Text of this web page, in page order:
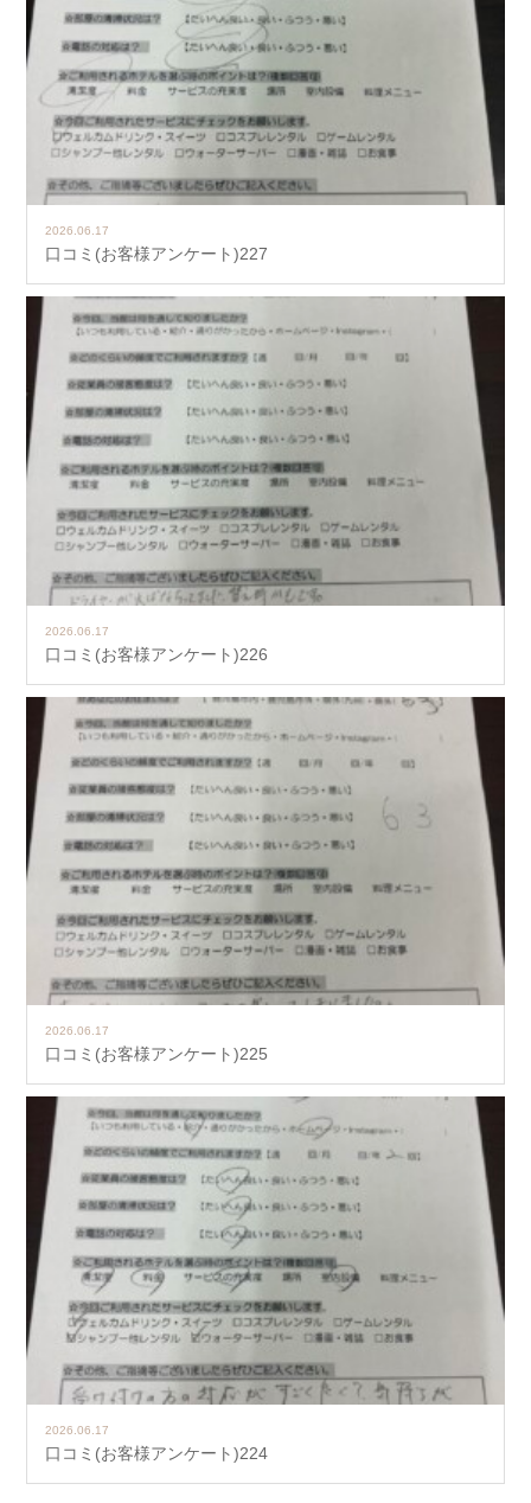
2026.06.17
口コミ(お客様アンケート)227
2026.06.17
口コミ(お客様アンケート)226
2026.06.17
口コミ(お客様アンケート)225
2026.06.17
口コミ(お客様アンケート)224